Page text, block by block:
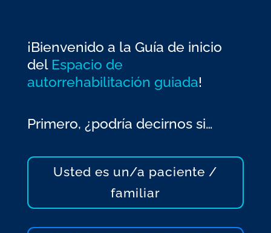
¡Bienvenido a la Guía de inicio
del Espacio de
autorrehabilitación guiada!
Primero, ¿podría decirnos si…
Usted es un/a paciente /
familiar